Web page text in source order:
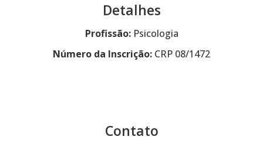
Detalhes
Profissão:Psicologia
Número da Inscrição: CRP 08/1472
Contato